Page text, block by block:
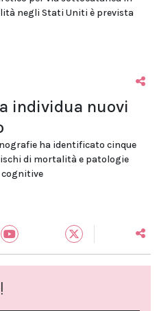
negli Stati Uniti è prevista
individua nuovi
ha identificato cinque
di mortalità e patologie
cognitive